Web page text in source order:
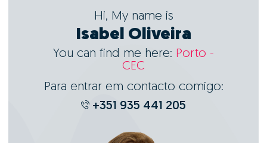
Hi, My name is
Isabel Oliveira
You can find me here: Porto -
CEC
Para entrar em contacto comigo:
+351 935 441 205